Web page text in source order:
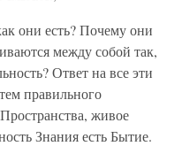
они есть? Почему они
между собой так,
Ответ на все эти
правильного
живое
Знания есть Бытие.